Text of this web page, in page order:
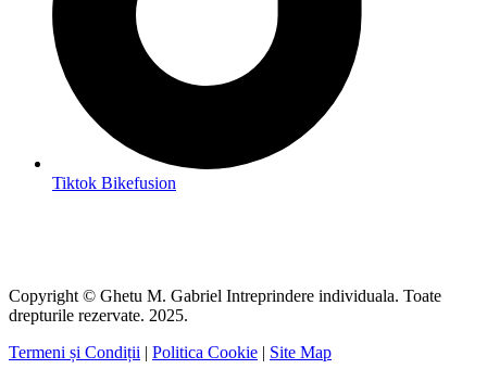
Tiktok Bikefusion
Copyright © Ghetu M. Gabriel Intreprindere individuala. Toate
drepturile rezervate. 2025.
Termeni și Condiții | Politica Cookie | Site Map